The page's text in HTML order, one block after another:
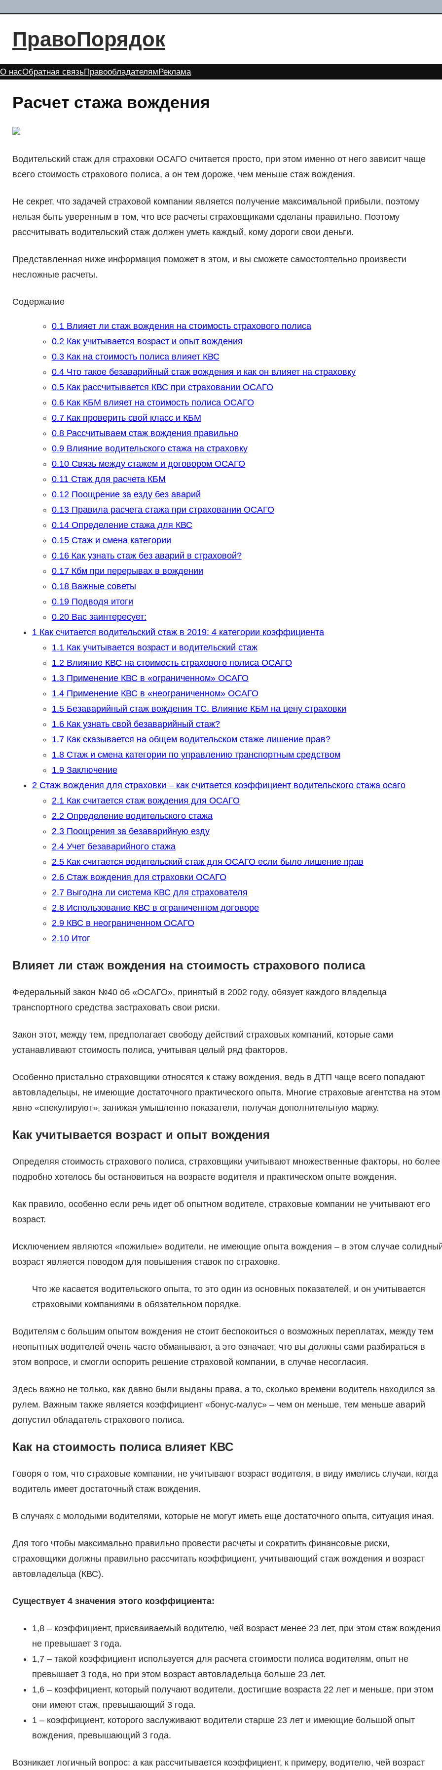
содержимому
ПравоПорядок
О насОбратная связьПравообладателям Реклама
Расчет стажа вождения
Водительский стаж для страховки ОСАГО считается просто, при этом именно от него зависит чаще
всего стоимость страхового полиса, а он тем дороже, чем меньше стаж вождения.
Не секрет, что задачей страховой компании является получение максимальной прибыли, поэтому
нельзя быть уверенным в том, что все расчеты страховщиками сделаны правильно. Поэтому
рассчитывать водительский стаж должен уметь каждый, кому дороги свои деньги.
Представленная ниже информация поможет в этом, и вы сможете самостоятельно произвести
несложные расчеты.
Содержание
0.1Влияет ли стаж вождения на стоимость страхового полиса
0.2Как учитывается возраст и опыт вождения
0.3Как на стоимость полиса влияет КВС
0.4Что такое безаварийный стаж вождения и как он влияет на страховку
0.5Как рассчитывается КВС при страховании ОСАГО
0.6Как КБМ влияет на стоимость полиса ОСАГО
0.7Как проверить свой класс и КБМ
0.8Рассчитываем стаж вождения правильно
0.9Влияние водительского стажа на страховку
0.10Связь между стажем и договором ОСАГО
0.11Стаж для расчета КБМ
0.12Поощрение за езду без аварий
0.13Правила расчета стажа при страховании ОСАГО
0.14Определение стажа для КВС
0.15Стаж и смена категории
0.16Как узнать стаж без аварий в страховой?
0.17Кбм при перерывах в вождении
0.18Важные советы
0.19Подводя итоги
0.20Вас заинтересует:
1Как считается водительский стаж в 2019: 4 категории коэффициента
1.1Как учитывается возраст и водительский стаж
1.2Влияние КВС на стоимость страхового полиса ОСАГО
1.3Применение КВС в «ограниченном» ОСАГО
1.4Применение КВС в «неограниченном» ОСАГО
1.5Безаварийный стаж вождения ТС. Влияние КБМ на цену страховки
1.6Как узнать свой безаварийный стаж?
1.7Как сказывается на общем водительском стаже лишение прав?
1.8Стаж и смена категории по управлению транспортным средством
1.9Заключение
2Стаж вождения для страховки – как считается коэффициент водительского стажа осаго
2.1Как считается стаж вождения для ОСАГО
2.2Определение водительского стажа
2.3Поощрения за безаварийную езду
2.4Учет безаварийного стажа
2.5Как считается водительский стаж для ОСАГО если было лишение прав
2.6Стаж вождения для страховки ОСАГО
2.7Выгодна ли система КВС для страхователя
2.8Использование КВС в ограниченном договоре
2.9КВС в неограниченном ОСАГО
2.10Итог
Влияет ли стаж вождения на стоимость страхового полиса
Федеральный закон №40 об «ОСАГО», принятый в 2002 году, обязует каждого владельца
транспортного средства застраховать свои риски.
Закон этот, между тем, предполагает свободу действий страховых компаний, которые сами
устанавливают стоимость полиса, учитывая целый ряд факторов.
Особенно пристально страховщики относятся к стажу вождения, ведь в ДТП чаще всего попадают
автовладельцы, не имеющие достаточного практического опыта. Многие страховые агентства на этом
явно «спекулируют», занижая умышленно показатели, получая дополнительную маржу.
Как учитывается возраст и опыт вождения
Определяя стоимость страхового полиса, страховщики учитывают множественные факторы, но более
подробно хотелось бы остановиться на возрасте водителя и практическом опыте вождения.
Как правило, особенно если речь идет об опытном водителе, страховые компании не учитывают его
возраст.
Исключением являются «пожилые» водители, не имеющие опыта вождения – в этом случае
возраст является поводом для повышения ставок по страховке.
Что же касается водительского опыта, то это один из основных показателей, и он учитывается
страховыми компаниями в обязательном порядке.
Водителям с большим опытом вождения не стоит беспокоиться о возможных переплатах, между тем
неопытных водителей очень часто обманывают, а это означает, что вы должны сами разбираться в
этом вопросе, и смогли оспорить решение страховой компании, в случае несогласия.
Здесь важно не только, как давно были выданы права, а то, сколько времени водитель находился за
рулем. Важным также является коэффициент «бонус-малус» – чем он меньше, тем меньше аварий
допустил обладатель страхового полиса.
Как на стоимость полиса влияет КВС
Говоря о том, что страховые компании, не учитывают возраст водителя, в виду имелись случаи, когда
водитель имеет достаточный стаж вождения.
В случаях с молодыми водителями, которые не могут иметь еще достаточного опыта, ситуация иная.
Для того чтобы максимально правильно провести расчеты и сократить финансовые риски,
страховщики должны правильно рассчитать коэффициент, учитывающий стаж вождения и возраст
автовладельца (КВС).
Существует 4 значения этого коэффициента:
1,8 – коэффициент, присваиваемый водителю, чей возраст менее 23 лет, при этом стаж вождения
не превышает 3 года.
1,7 – такой коэффициент используется для расчета стоимости полиса водителям, опыт не
превышает 3 года, но при этом возраст автовладельца больше 23 лет.
1,6 – коэффициент, который получают водители, достигшие возраста 22 лет и меньше, при этом
они имеют стаж, превышающий 3 года.
1 – коэффициент, которого заслуживают водители старше 23 лет и имеющие большой опыт
вождения, превышающий 3 года.
Возникает логичный вопрос: а как рассчитывается коэффициент, к примеру, водителю, чей возраст